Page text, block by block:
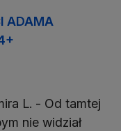
ADAMA
L. - Od tamtej
nie widział